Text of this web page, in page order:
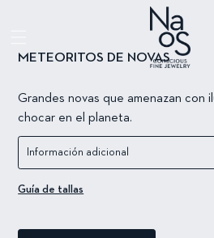
METEORITOS DE NOVAS
Grandes novas que amenazan con
chocar en el planeta.
Información adicional
Guía de tallas